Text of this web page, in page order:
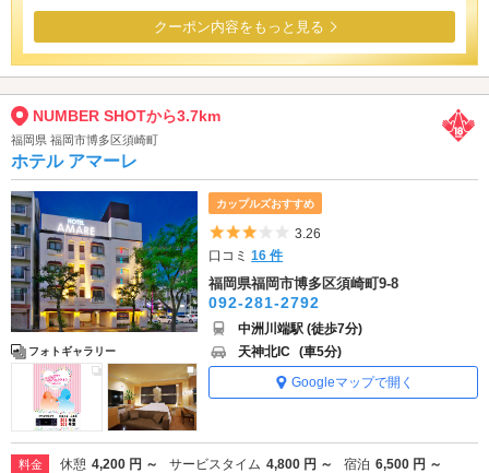
クーポン内容をもっと見る
NUMBER SHOTから3.7km
福岡県 福岡市博多区須崎町
ホテル アマーレ
フォトギャラリー
カップルズおすすめ
5つ星のうち3
3.26
口コミ16 件
福岡県福岡市博多区須崎町9-8
092-281-2792
中洲川端駅 (徒歩7分)
天神北IC (車5分)
Googleマップで開く
料金 休憩 4,200 円 ～ サービスタイム 4,800 円 ～ 宿泊 6,500 円 ～